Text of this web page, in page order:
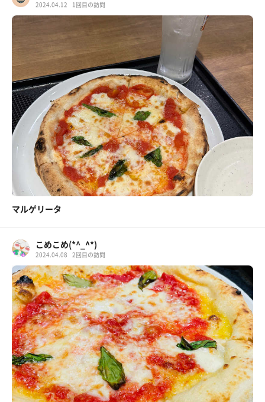
2024.04.12 1回目の訪問
マルゲリータ
こめこめ(*^_^*)
2024.04.08 2回目の訪問